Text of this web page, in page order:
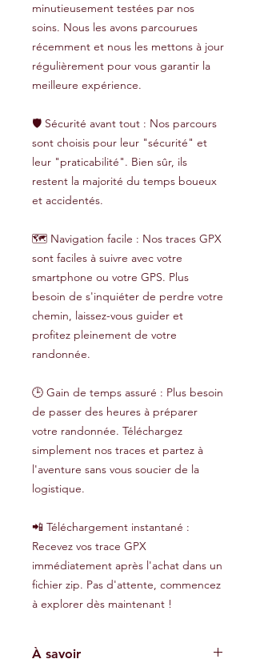
minutieusement testées par nos
soins. Nous les avons parcourues
récemment et nous les mettons à jour
régulièrement pour vous garantir la
meilleure expérience.
🛡️ Sécurité avant tout : Nos parcours
sont choisis pour leur "sécurité" et
leur "praticabilité". Bien sûr, ils
restent la majorité du temps boueux
et accidentés.
🗺️ Navigation facile : Nos traces GPX
sont faciles à suivre avec votre
smartphone ou votre GPS. Plus
besoin de s'inquiéter de perdre votre
chemin, laissez-vous guider et
profitez pleinement de votre
randonnée.
🕒 Gain de temps assuré : Plus besoin
de passer des heures à préparer
votre randonnée. Téléchargez
simplement nos traces et partez à
l'aventure sans vous soucier de la
logistique.
📲 Téléchargement instantané :
Recevez vos trace GPX
immédiatement après l'achat dans un
fichier zip. Pas d'attente, commencez
à explorer dès maintenant !
À savoir